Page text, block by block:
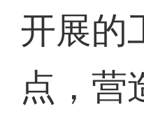
开展的
点，营